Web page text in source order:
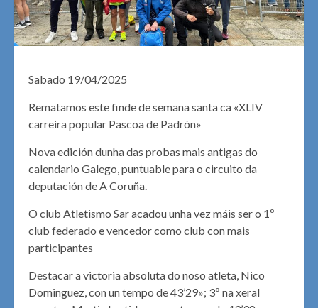
Sabado 19/04/2025
Rematamos este finde de semana santa ca «XLIV
carreira popular Pascoa de Padrón»
Nova edición dunha das probas mais antigas do
calendario Galego, puntuable para o circuito da
deputación de A Coruña.
O club Atletismo Sar acadou unha vez máis ser o 1º
club federado e vencedor como club con mais
participantes
Destacar a victoria absoluta do noso atleta, Nico
Dominguez, con un tempo de 43’29»; 3º na xeral